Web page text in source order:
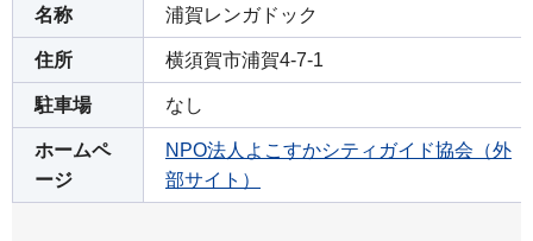
名称 浦賀レンガドック
住所 横須賀市浦賀4-7-1
駐車場 なし
ホームペ
ージ
NPO法人よこすかシティガイド協会（外
部サイト）